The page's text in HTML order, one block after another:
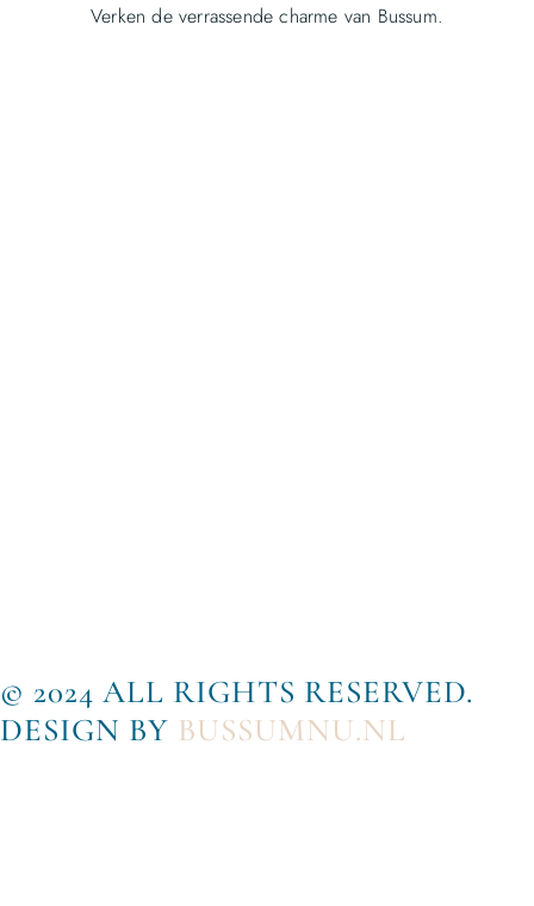
Verken de verrassende charme van Bussum.
© 2024 ALL RIGHTS RESERVED.
DESIGN BY BUSSUMNU.NL